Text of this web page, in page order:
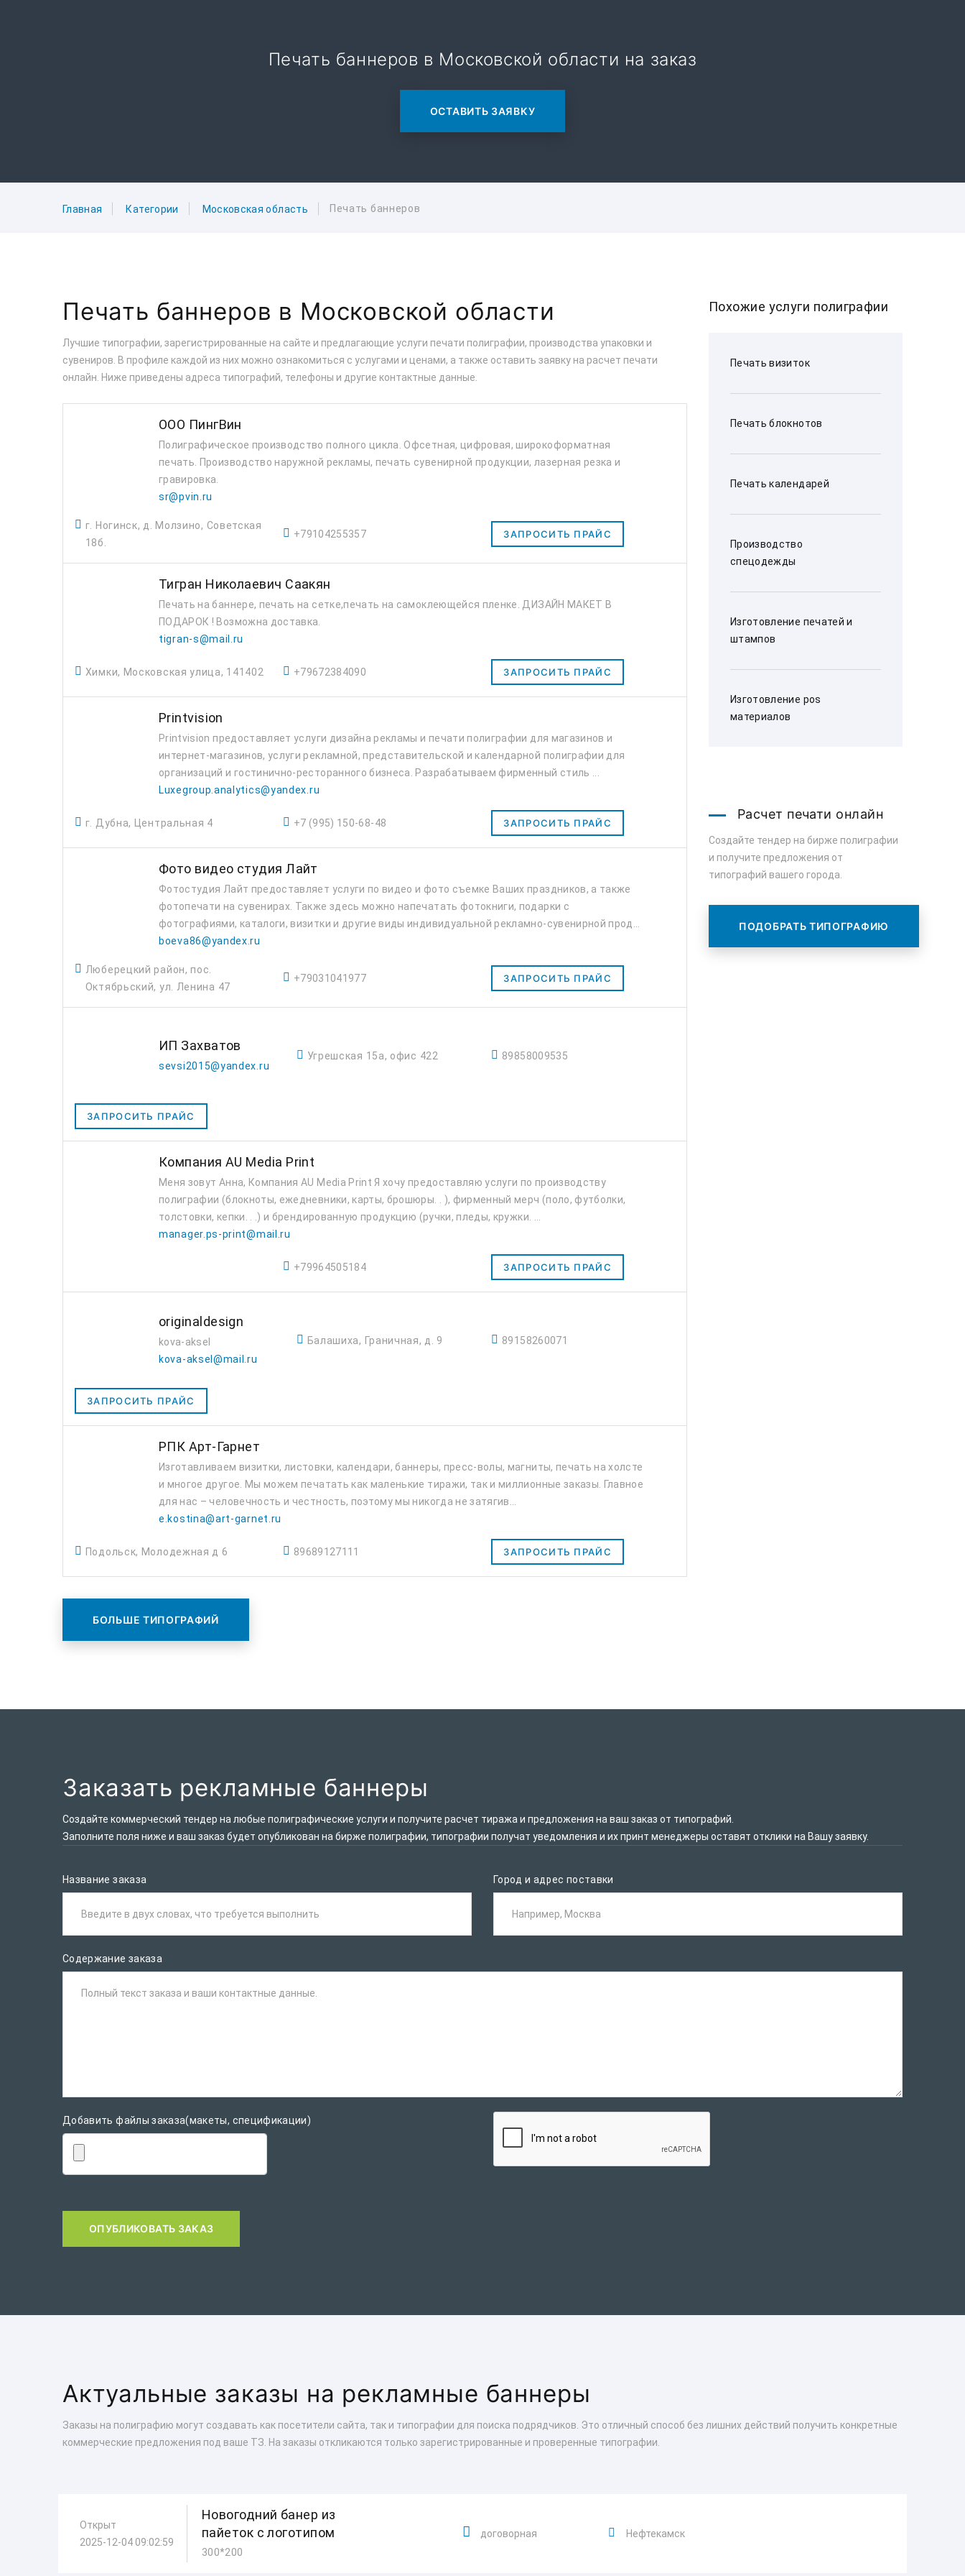
Печать баннеров в Московской области на заказ
ОСТАВИТЬ ЗАЯВКУ
Главная Категории Московская область Печать баннеров
Похожие услуги полиграфии
Печать визиток
Печать блокнотов
Печать календарей
Производство
спецодежды
Изготовление печатей и
штампов
Изготовление pos
материалов
Расчет печати онлайн
Создайте тендер на бирже полиграфии
и получите предложения от
типографий вашего города.
ПОДОБРАТЬ ТИПОГРАФИЮ
Печать баннеров в Московской области
Лучшие типографии, зарегистрированные на сайте и предлагающие услуги печати полиграфии, производства упаковки и
сувениров. В профиле каждой из них можно ознакомиться с услугами и ценами, а также оставить заявку на расчет печати
онлайн. Ниже приведены адреса типографий, телефоны и другие контактные данные.
ООО ПингВин
Полиграфическое производство полного цикла. Офсетная, цифровая, широкоформатная
печать. Производство наружной рекламы, печать сувенирной продукции, лазерная резка и
гравировка.
sr@pvin.ru
г. Ногинск, д. Молзино, Советская
18б.
+79104255357 ЗАПРОСИТЬ ПРАЙС
Тигран Николаевич Саакян
Печать на баннере, печать на сетке,печать на самоклеющейся пленке. ДИЗАЙН МАКЕТ В
ПОДАРОК ! Возможна доставка.
tigran-s@mail.ru
Химки, Московская улица, 141402 +79672384090 ЗАПРОСИТЬ ПРАЙС
Printvision
Printvision предоставляет услуги дизайна рекламы и печати полиграфии для магазинов и
интернет-магазинов, услуги рекламной, представительской и календарной полиграфии для
организаций и гостинично-ресторанного бизнеса. Разрабатываем фирменный стиль ...
Luxegroup.analytics@yandex.ru
г. Дубна, Центральная 4 +7 (995) 150-68-48 ЗАПРОСИТЬ ПРАЙС
Фото видео студия Лайт
Фотостудия Лайт предоставляет услуги по видео и фото съемке Ваших праздников, а также
фотопечати на сувенирах. Также здесь можно напечатать фотокниги, подарки с
фотографиями, каталоги, визитки и другие виды индивидуальной рекламно-сувенирной прод...
boeva86@yandex.ru
Люберецкий район, пос.
Октябрьский, ул. Ленина 47
+79031041977 ЗАПРОСИТЬ ПРАЙС
ИП Захватов
sevsi2015@yandex.ru
Угрешская 15а, офис 422 89858009535
ЗАПРОСИТЬ ПРАЙС
Компания AU Media Print
Меня зовут Анна, Компания AU Media Print Я хочу предоставляю услуги по производству
полиграфии (блокноты, ежедневники, карты, брошюры. . ), фирменный мерч (поло, футболки,
толстовки, кепки. . .) и брендированную продукцию (ручки, пледы, кружки. ...
manager.ps-print@mail.ru
+79964505184 ЗАПРОСИТЬ ПРАЙС
originaldesign
kova-aksel
kova-aksel@mail.ru
Балашиха, Граничная, д. 9 89158260071
ЗАПРОСИТЬ ПРАЙС
РПК Арт-Гарнет
Изготавливаем визитки, листовки, календари, баннеры, пресс-волы, магниты, печать на холсте
и многое другое. Мы можем печатать как маленькие тиражи, так и миллионные заказы. Главное
для нас – человечность и честность, поэтому мы никогда не затягив...
e.kostina@art-garnet.ru
Подольск, Молодежная д 6 89689127111 ЗАПРОСИТЬ ПРАЙС
БОЛЬШЕ ТИПОГРАФИЙ
Заказать рекламные баннеры
Создайте коммерческий тендер на любые полиграфические услуги и получите расчет тиража и предложения на ваш заказ от типографий.
Заполните поля ниже и ваш заказ будет опубликован на бирже полиграфии, типографии получат уведомления и их принт менеджеры оставят отклики на Вашу заявку.
Название заказа
Введите в двух словах, что требуется выполнить
Город и адрес поставки
Например, Москва
Содержание заказа
Полный текст заказа и ваши контактные данные.
Добавить файлы заказа(макеты, спецификации)
ОПУБЛИКОВАТЬ ЗАКАЗ
Актуальные заказы на рекламные баннеры
Заказы на полиграфию могут создавать как посетители сайта, так и типографии для поиска подрядчиков. Это отличный способ без лишних действий получить конкретные
коммерческие предложения под ваше ТЗ. На заказы откликаются только зарегистрированные и проверенные типографии.
Открыт
2025-12-04 09:02:59
Новогодний банер из
пайеток с логотипом
300*200
договорная Нефтекамск